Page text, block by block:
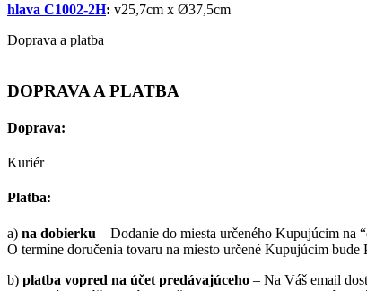
hlava C1002-2H: v25,7cm x Ø37,5cm
Doprava a platba
DOPRAVA A PLATBA
Doprava:
Kuriér
Platba:
a) na dobierku – Dodanie do miesta určeného Kupujúcim na
O termíne doručenia tovaru na miesto určené Kupujúcim
b) platba vopred na účet predávajúceho – Na Váš email